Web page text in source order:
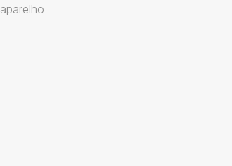
aparelho